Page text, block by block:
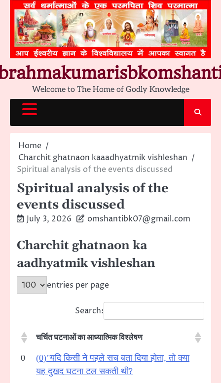
content
Welcome to The Home of Godly Knowledge
Home
Charchit ghatnaon kaaadhyatmik vishleshan
Spiritual analysis of the events discussed
Spiritual analysis of the
events discussed
July 3, 2026 omshantibk07@gmail.com
Charchit ghatnaon ka
aadhyatmik vishleshan
entries per page
Search:
चर्चित घटनाओं का आध्यात्मिक विश्लेषण
0
(0)"यदि किसी ने पहले सच बता दिया होता, तो क्या
यह दुखद घटना टल सकती थी?